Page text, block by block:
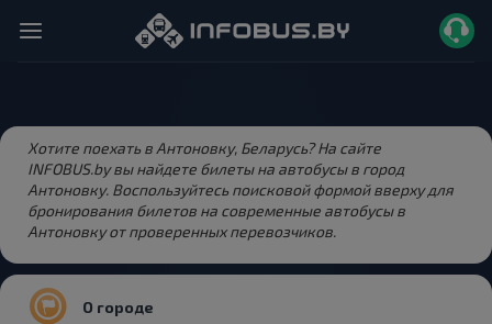
Хотите поехать в Антоновку, Беларусь? На сайте
INFOBUS.by вы найдете билеты на автобусы в город
Антоновку. Воспользуйтесь поисковой формой вверху для
бронирования билетов на современные автобусы в
Антоновку от проверенных перевозчиков.
О городе